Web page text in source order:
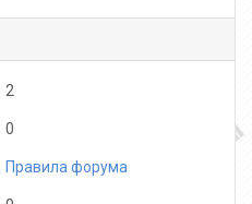
2
0
Правила форума